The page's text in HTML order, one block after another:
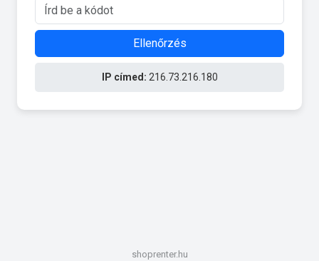
Ellenőrzés
IP címed: 216.73.216.180
shoprenter.hu